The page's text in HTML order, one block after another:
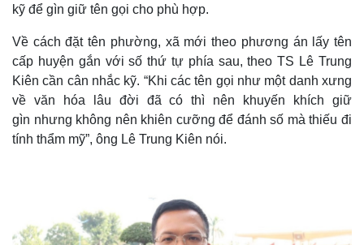
kỹ để gìn giữ tên gọi cho phù hợp.
Về cách đặt tên phường, xã mới theo phương án lấy tên
cấp huyện gắn với số thứ tự phía sau, theo TS Lê Trung
Kiên cần cân nhắc kỹ. “Khi các tên gọi như một danh xưng
về văn hóa lâu đời đã có thì nên khuyến khích giữ
gìn nhưng không nên khiên cưỡng để đánh số mà thiếu đi
tính thẩm mỹ”, ông Lê Trung Kiên nói.